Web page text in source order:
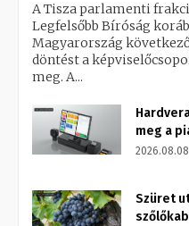
A Tisza parlamenti
Legfelsőbb Bíróság
Magyarország
döntést a
meg. A...
meg a
Szüret